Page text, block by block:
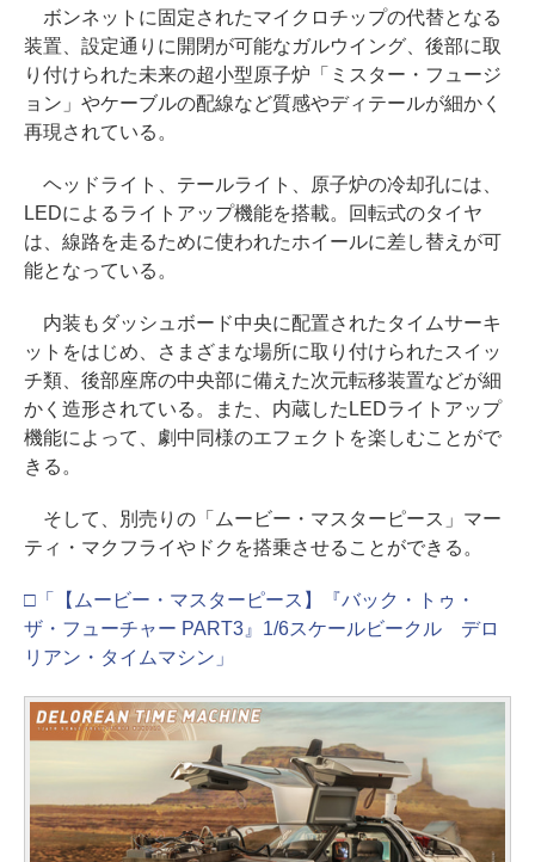
ボンネットに固定されたマイクロチップの代替となる
装置、設定通りに開閉が可能なガルウイング、後部に取
り付けられた未来の超小型原子炉「ミスター・フュージ
ョン」やケーブルの配線など質感やディテールが細かく
再現されている。
ヘッドライト、テールライト、原子炉の冷却孔には、
LEDによるライトアップ機能を搭載。回転式のタイヤ
は、線路を走るために使われたホイールに差し替えが可
能となっている。
内装もダッシュボード中央に配置されたタイムサーキ
ットをはじめ、さまざまな場所に取り付けられたスイッ
チ類、後部座席の中央部に備えた次元転移装置などが細
かく造形されている。また、内蔵したLEDライトアップ
機能によって、劇中同様のエフェクトを楽しむことがで
きる。
そして、別売りの「ムービー・マスターピース」マー
ティ・マクフライやドクを搭乗させることができる。
□「【ムービー・マスターピース】『バック・トゥ・
ザ・フューチャー PART3』1/6スケールビークル デロ
リアン・タイムマシン」